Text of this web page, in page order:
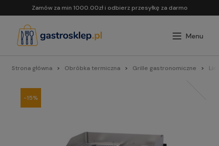
Zamów za min 1000.00zł i odbierz przesyłkę za darmo
Strona główna Obróbka termiczna Grille gastronomiczne
-15%